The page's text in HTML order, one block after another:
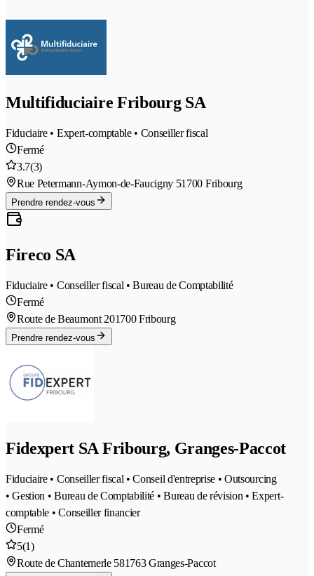
Multifiduciaire Fribourg SA
Fiduciaire • Expert-comptable • Conseiller fiscal
Fermé
3.7(3)
Rue Petermann-Aymon-de-Faucigny 51700 Fribourg
Prendre rendez-vous
Fireco SA
Fiduciaire • Conseiller fiscal • Bureau de Comptabilité
Fermé
Route de Beaumont 201700 Fribourg
Prendre rendez-vous
Fidexpert SA Fribourg, Granges-Paccot
Fiduciaire • Conseiller fiscal • Conseil d'entreprise • Outsourcing
• Gestion • Bureau de Comptabilité • Bureau de révision • Expert-
comptable • Conseiller financier
Fermé
5(1)
Route de Chantemerle 581763 Granges-Paccot